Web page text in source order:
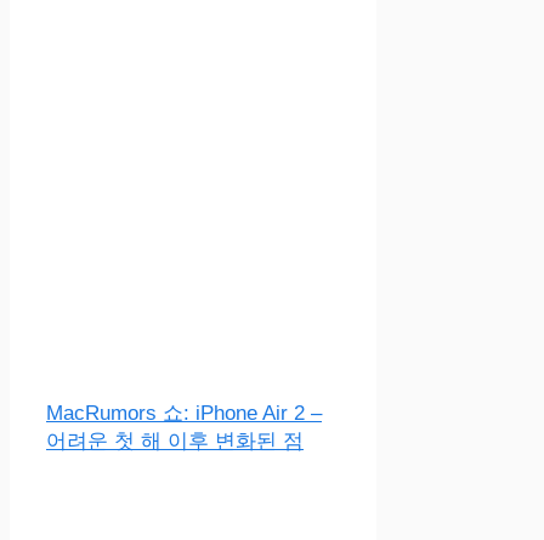
MacRumors 쇼: iPhone Air 2 –
어려운 첫 해 이후 변화된 점